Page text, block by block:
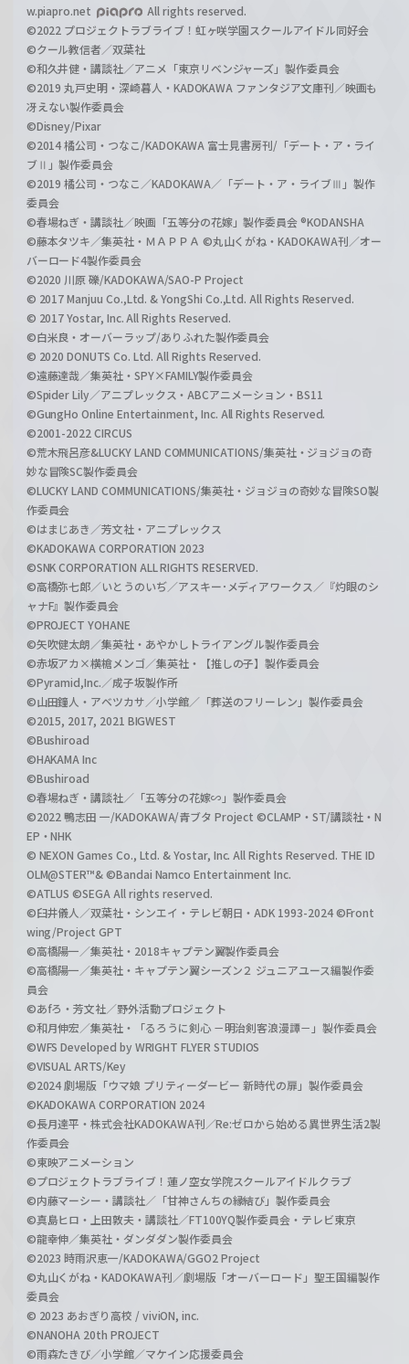
w.piapro.net
All rights reserved.
©2022 プロジェクトラブライブ！虹ヶ咲学園スクールアイドル同好会
©クール教信者／双葉社
©和久井健・講談社／アニメ「東京リベンジャーズ」製作委員会
©2019 丸戸史明・深崎暮人・KADOKAWA ファンタジア文庫刊／映画も
冴えない製作委員会
©Disney/Pixar
©2014 橘公司・つなこ/KADOKAWA 富士見書房刊/「デート・ア・ライ
ブⅡ」製作委員会
©2019 橘公司・つなこ／KADOKAWA／「デート・ア・ライブⅢ」製作
委員会
©春場ねぎ・講談社／映画「五等分の花嫁」製作委員会 ®KODANSHA
©藤本タツキ／集英社・ＭＡＰＰＡ ©丸山くがね・KADOKAWA刊／オー
バーロード4製作委員会
©2020 川原 礫/KADOKAWA/SAO-P Project
© 2017 Manjuu Co.,Ltd. & YongShi Co.,Ltd. All Rights Reserved.
© 2017 Yostar, Inc. All Rights Reserved.
©白米良・オーバーラップ/ありふれた製作委員会
© 2020 DONUTS Co. Ltd. All Rights Reserved.
©遠藤達哉／集英社・SPY×FAMILY製作委員会
©Spider Lily／アニプレックス・ABCアニメーション・BS11
©GungHo Online Entertainment, Inc. All Rights Reserved.
©2001-2022 CIRCUS
©荒木飛呂彦&LUCKY LAND COMMUNICATIONS/集英社・ジョジョの奇
妙な冒険SC製作委員会
©LUCKY LAND COMMUNICATIONS/集英社・ジョジョの奇妙な冒険SO製
作委員会
©はまじあき／芳文社・アニプレックス
©KADOKAWA CORPORATION 2023
©SNK CORPORATION ALL RIGHTS RESERVED.
©高橋弥七郎／いとうのいぢ／アスキー･メディアワークス／『灼眼のシ
ャナF』製作委員会
©PROJECT YOHANE
©矢吹健太朗／集英社・あやかしトライアングル製作委員会
©赤坂アカ×横槍メンゴ／集英社・【推しの子】製作委員会
©Pyramid,Inc.／成子坂製作所
©山田鐘人・アベツカサ／小学館／「葬送のフリーレン」製作委員会
©2015, 2017, 2021 BIGWEST
©Bushiroad
©HAKAMA Inc
©Bushiroad
©春場ねぎ・講談社／「五等分の花嫁∽」製作委員会
©2022 鴨志田 一/KADOKAWA/青ブタ Project ©CLAMP・ST/講談社・N
EP・NHK
© NEXON Games Co., Ltd. & Yostar, Inc. All Rights Reserved. THE ID
OLM@STER™& ©Bandai Namco Entertainment Inc.
©ATLUS ©SEGA All rights reserved.
©臼井儀人／双葉社・シンエイ・テレビ朝日・ADK 1993-2024 ©Front
wing/Project GPT
©高橋陽一／集英社・2018キャプテン翼製作委員会
©高橋陽一／集英社・キャプテン翼シーズン２ ジュニアユース編製作委
員会
©あfろ・芳文社／野外活動プロジェクト
©和月伸宏／集英社・「るろうに剣心 －明治剣客浪漫譚－」製作委員会
©WFS Developed by WRIGHT FLYER STUDIOS
©VISUAL ARTS/Key
©2024 劇場版「ウマ娘 プリティーダービー 新時代の扉」製作委員会
©KADOKAWA CORPORATION 2024
©長月達平・株式会社KADOKAWA刊／Re:ゼロから始める異世界生活2製
作委員会
©東映アニメーション
©プロジェクトラブライブ！蓮ノ空女学院スクールアイドルクラブ
©内藤マーシー・講談社／「甘神さんちの縁結び」製作委員会
©真島ヒロ・上田敦夫・講談社／FT100YQ製作委員会・テレビ東京
©龍幸伸／集英社・ダンダダン製作委員会
©2023 時雨沢恵一/KADOKAWA/GGO2 Project
©丸山くがね・KADOKAWA刊／劇場版「オーバーロード」聖王国編製作
委員会
© 2023 あおぎり高校 / viviON, inc.
©NANOHA 20th PROJECT
©雨森たきび／小学館／マケイン応援委員会